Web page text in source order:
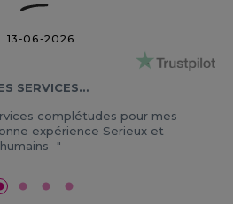
13-06-2026
SERVICES…
complétudes pour mes
expérience Serieux et